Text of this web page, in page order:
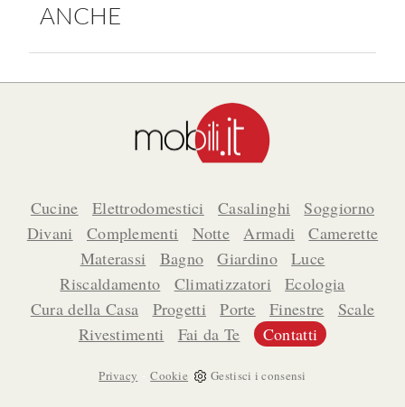
ANCHE
Cucine Elettrodomestici Casalinghi
Soggiorno
Divani
Complementi Notte Armadi
Camerette
Materassi
Bagno Giardino
Luce
Riscaldamento
Climatizzatori
Ecologia
Cura della Casa
Progetti Porte Finestre
Scale
Rivestimenti
Fai da Te Contatti
Privacy -Cookie Gestisci i consensi